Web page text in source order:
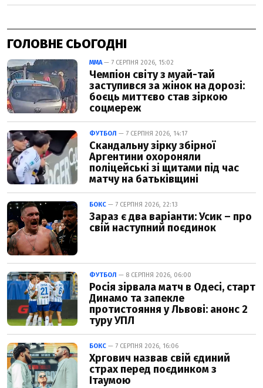
ГОЛОВНЕ СЬОГОДНІ
ММА— 7 СЕРПНЯ 2026, 15:02
Чемпіон світу з муай-тай
заступився за жінок на дорозі:
боєць миттєво став зіркою
соцмереж
ФУТБОЛ — 7 СЕРПНЯ 2026, 14:17
Скандальну зірку збірної
Аргентини охороняли
поліцейські зі щитами під час
матчу на батьківщині
БОКС — 7 СЕРПНЯ 2026, 22:13
Зараз є два варіанти: Усик – про
свій наступний поєдинок
ФУТБОЛ — 8 СЕРПНЯ 2026, 06:00
Росія зірвала матч в Одесі, старт
Динамо та запекле
протистояння у Львові: анонс 2
туру УПЛ
БОКС — 7 СЕРПНЯ 2026, 16:06
Хргович назвав свій єдиний
страх перед поєдинком з
Ітаумою